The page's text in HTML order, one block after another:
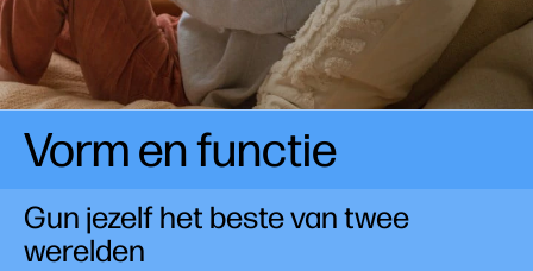
Vorm en functie
Gun jezelf het beste van twee
werelden